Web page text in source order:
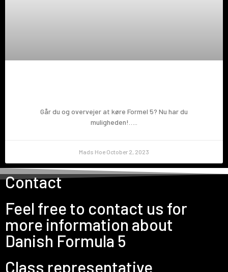
Går du og overvejer at køre Formel 5? Nu har du
muligheden!…..
Mads Hoe October 2, 2023
Contact
Feel free to contact us for
more information about
Danish Formula 5
Class representative